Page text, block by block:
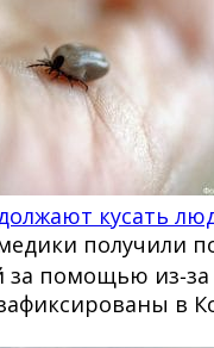
кусать
получили
помощью из‑за
в